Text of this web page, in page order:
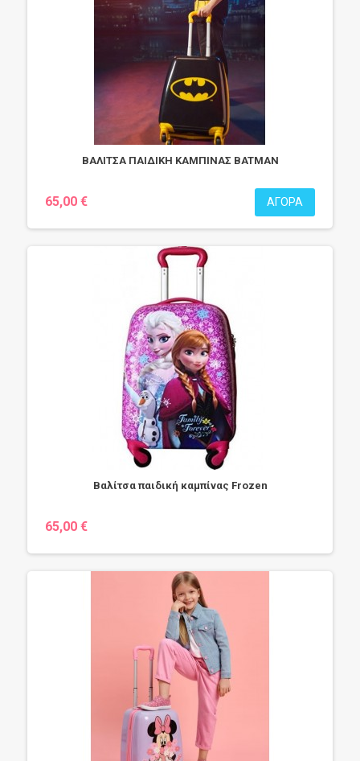
ΒΑΛΙΤΣΑ ΠΑΙΔΙΚΗ ΚΑΜΠΙΝΑΣ BATMAN
65,00 € ΑΓΟΡΆ
Βαλίτσα παιδική καμπίνας Frozen
65,00 €